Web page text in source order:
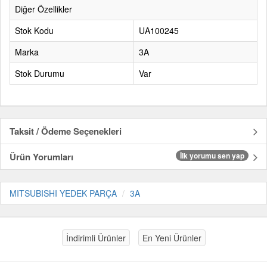
Diğer Özellikler
Stok Kodu
UA100245
Marka
3A
Stok Durumu
Var
Taksit / Ödeme Seçenekleri
Ürün Yorumları
İlk yorumu sen yap
MITSUBISHI YEDEK PARÇA 3A
İndirimli Ürünler En Yeni Ürünler